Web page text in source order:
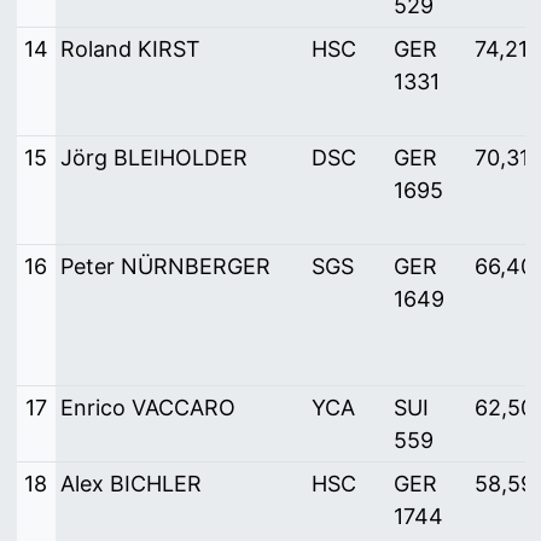
529
14 Roland KIRST HSC
GER
1331
74,219
15 Jörg BLEIHOLDER DSC
GER
1695
70,313
16 Peter NÜRNBERGER SGS
GER
1649
17 Enrico VACCARO YCA
SUI
559
18 Alex BICHLER HSC
GER
1744